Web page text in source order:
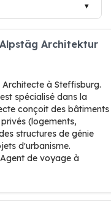
Architektur
à Steffisburg.
spécialisé dans la
conçoit des bâtiments
(logements,
structures de génie
d'urbanisme.
de voyage à